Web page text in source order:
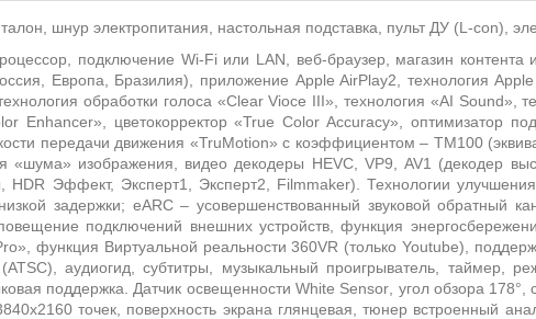
шнур электропитания, настольная подставка, пульт ДУ (L -con),
подключение Wi-Fiили LAN , веб-браузер, магазин
Европа, Бразилия), приложение Apple AirPlay2, технологияApple
обработки голоса «Clear Vioce III», технология «AI Sound»,
Enhancer», цветокорректор «True Color Accuracy», оптимизатор
передачи движения «TruMotion» с коэффициентом – TM100
«шума» изображения, видео декодеры HEVC, VP9,AV1 (декодер
HDR Эффект, Эксперт1, Эксперт2, Filmmaker). Технологии
задержки; eARC– усовершенствованный звуковой обратный
подключений внешних устройств, функция
», функция Виртуальной реальности 360VR (только Youtube),
ATSC), аудиогид, субтитры, музыкальный проигрыватель, таймер,
поддержка Датчик освещенности White Sensor , угол обзора 178°,
точек, поверхность экрана глянцевая, тюнер встроенный